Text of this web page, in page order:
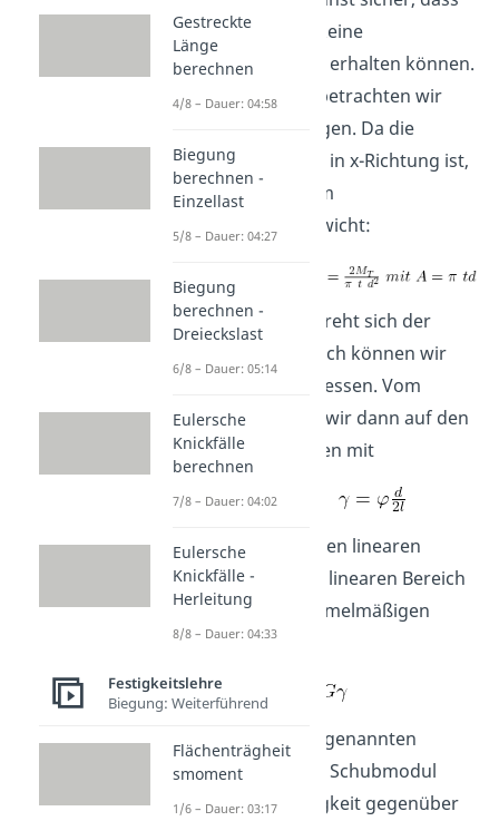
wir bei der Torsion keine
Normalspannungen erhalten können.
Dementsprechend betrachten wir
hier Schubspannungen. Da die
Torsion ein Moment in x-Richtung ist,
erhalten wir aus dem
Momentengleichgewicht:
Bei der Torsion verdreht sich der
Querschnitt. Demnach können wir
einen Drehwinkel messen. Vom
Drehwinkel können wir dann auf den
Scherwinkel schließen mit
Auch hier gibt es einen linearen
Bereich. Aus diesem linearen Bereich
erhalten wir den formelmäßigen
Zusammenhang:
G beschreibt den sogenannten
Schubmodul. Dieser Schubmodul
beschreibt die Festigkeit gegenüber
Gestreckte
Länge
berechnen
4/8 – Dauer: 04:58
Biegung
berechnen -
Einzellast
5/8 – Dauer: 04:27
Biegung
berechnen -
Dreieckslast
6/8 – Dauer: 05:14
Eulersche
Knickfälle
berechnen
7/8 – Dauer: 04:02
Eulersche
Knickfälle -
Herleitung
8/8 – Dauer: 04:33
Festigkeitslehre
Biegung: Weiterführend
Flächenträgheit
smoment
1/6 – Dauer: 03:17